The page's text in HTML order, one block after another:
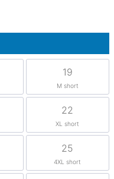
19
M short
22
XL short
25
4XL short